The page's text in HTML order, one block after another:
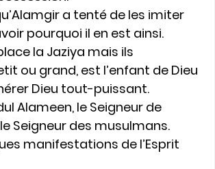
a tenté de les imiter
pourquoi il en est ainsi.
la Jaziya mais ils
ou grand, est l’enfant de Dieu
Dieu tout-puissant.
Alameen, le Seigneur de
Seigneur des musulmans.
manifestations de l’Esprit